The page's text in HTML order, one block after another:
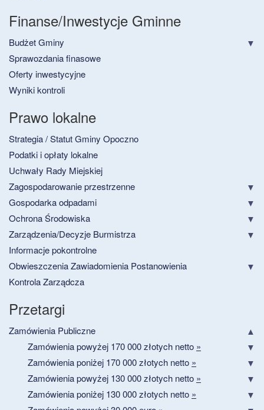
Finanse/Inwestycje Gminne
Budżet Gminy
Sprawozdania finasowe
Oferty inwestycyjne
Wyniki kontroli
Prawo lokalne
Strategia / Statut Gminy Opoczno
Podatki i opłaty lokalne
Uchwały Rady Miejskiej
Zagospodarowanie przestrzenne
Gospodarka odpadami
Ochrona Środowiska
Zarządzenia/Decyzje Burmistrza
Informacje pokontrolne
Obwieszczenia Zawiadomienia Postanowienia
Kontrola Zarządcza
Przetargi
Zamówienia Publiczne
Zamówienia powyżej 170 000 złotych netto »
Zamówienia poniżej 170 000 złotych netto »
Zamówienia powyżej 130 000 złotych netto »
Zamówienia poniżej 130 000 złotych netto »